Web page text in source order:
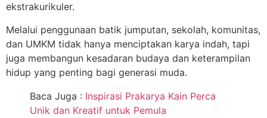
ekstrakurikuler.
Melalui penggunaan batik jumputan, sekolah, komunitas,
dan UMKM tidak hanya menciptakan karya indah, tapi
juga membangun kesadaran budaya dan keterampilan
hidup yang penting bagi generasi muda.
Baca Juga : Inspirasi Prakarya Kain Perca
Unik dan Kreatif untuk Pemula